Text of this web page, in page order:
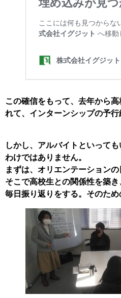
この確信をもって、去年から
れて、インターンシップの予行
しかし、アルバイトといって
わけではありません。
まずは、オリエンテーションの
そこで高校生との関係性を築き
毎日振り返りをする。そのため